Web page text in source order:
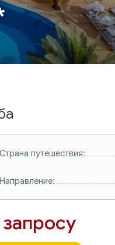
Страна путешествия:
Направление: